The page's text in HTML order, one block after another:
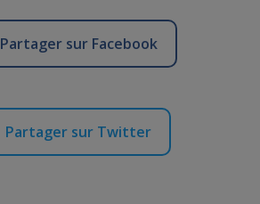
Partager sur Facebook
Partager sur Twitter